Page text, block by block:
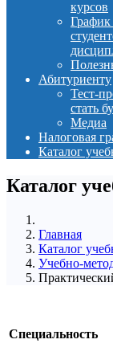
курсов
Абитуриенту
Тест-
стать
Медиа
Налоговая
Каталог
Каталог
Главная
Каталог
Учебно-
Специальность